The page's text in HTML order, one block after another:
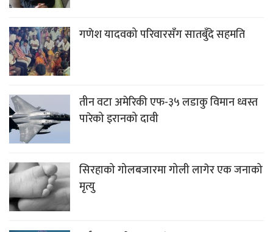
गणेश यादवको परिवारसँग सातबुँदे सहमति
तीन वटा अमेरिकी एफ-३५ लडाकु विमान ध्वस्त
पारेको इरानको दावी
सिरहाको गोलबजारमा गोली लागेर एक जनाको
मृत्यु